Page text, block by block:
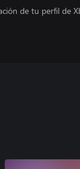
de tu perfil de